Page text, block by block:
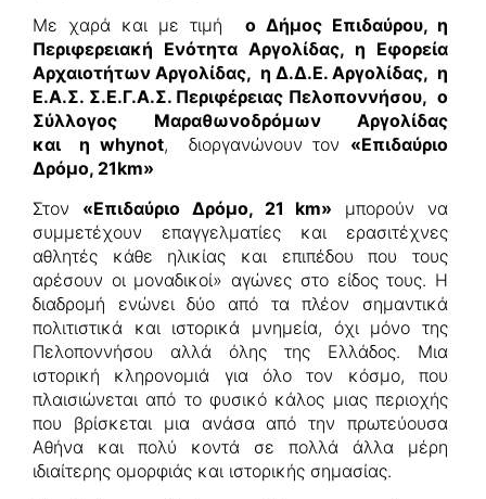
Με χαρά και με τιμή ο Δήμος Επιδαύρου, η
Περιφερειακή Ενότητα Αργολίδας, η Εφορεία
Αρχαιοτήτων Αργολίδας, η Δ.Δ.Ε. Αργολίδας, η
Ε.Α.Σ. Σ.Ε.Γ.Α.Σ. Περιφέρειας Πελοποννήσου, ο
Σύλλογος Μαραθωνοδρόμων Αργολίδας
και η whynot, διοργανώνουν τον «Επιδαύριο
Δρόμο, 21km»
Στον «Επιδαύριο Δρόμο, 21 km» μπορούν να
συμμετέχουν επαγγελματίες και ερασιτέχνες
αθλητές κάθε ηλικίας και επιπέδου που τους
αρέσουν οι μοναδικοί» αγώνες στο είδος τους. Η
διαδρομή ενώνει δύο από τα πλέον σημαντικά
πολιτιστικά και ιστορικά μνημεία, όχι μόνο της
Πελοποννήσου αλλά όλης της Ελλάδος. Μια
ιστορική κληρονομιά για όλο τον κόσμο, που
πλαισιώνεται από το φυσικό κάλος μιας περιοχής
που βρίσκεται μια ανάσα από την πρωτεύουσα
Αθήνα και πολύ κοντά σε πολλά άλλα μέρη
ιδιαίτερης ομορφιάς και ιστορικής σημασίας.